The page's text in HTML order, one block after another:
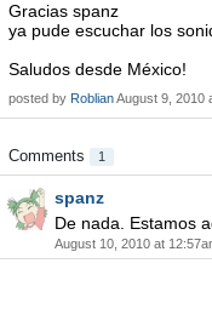
Gracias spanz
ya pude escuchar los
Saludos desde México!
posted by RoblianAugust 9, 2010
Comments 1
spanz
De nada. Estamos
August 10, 2010 at